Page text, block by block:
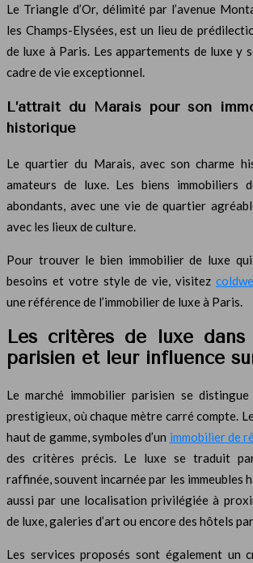
Le Triangle d’Or, délimité par l’avenue
les Champs-Elysées, est un lieu de
de luxe à Paris. Les appartements de luxe y
cadre de vie exceptionnel.
L’attrait du Marais pour son
historique
Le quartier du Marais, avec son charme
amateurs de luxe. Les biens immobiliers
abondants, avec une vie de quartier
avec les lieux de culture.
Pour trouver le bien immobilier de luxe
besoins et votre style de vie, visitez
une référence de l’immobilier de luxe à Paris.
Les critères de luxe dans
parisien et leur influence
Le marché immobilier parisien se
prestigieux, où chaque mètre carré compte.
haut de gamme, symboles d’un immobilier de
des critères précis. Le luxe se traduit
raffinée, souvent incarnée par les immeubles
aussi par une localisation privilégiée à
de luxe, galeries d’art ou encore des hôtels
Les services proposés sont également un